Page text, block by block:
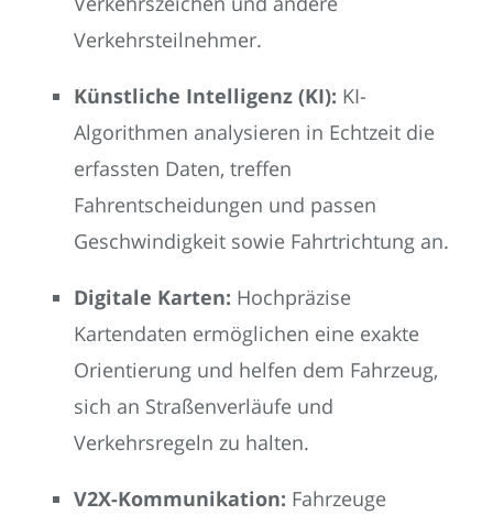
Verkehrsteilnehmer.
Künstliche Intelligenz (KI): KI-
Algorithmen analysieren in Echtzeit die
erfassten Daten, treffen
Fahrentscheidungen und passen
Geschwindigkeit sowie Fahrtrichtung an.
Digitale Karten: Hochpräzise
Kartendaten ermöglichen eine exakte
Orientierung und helfen dem Fahrzeug,
sich an Straßenverläufe und
Verkehrsregeln zu halten.
V2X-Kommunikation: Fahrzeuge